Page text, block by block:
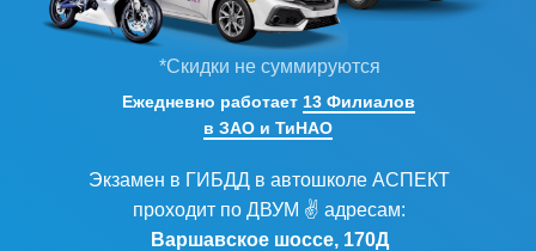
*Скидки не суммируются
Экзамен в ГИБДД в автошколе АСПЕКТ
проходит по ДВУМ ✌ адресам:
Варшавское шоссе, 170Д
Ежедневно работает 13 Филиалов
в ЗАО и ТиНАО